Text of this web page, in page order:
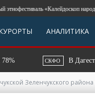
«Калейдоскоп народов
АНАЛИТИКА
В Дагестане
Зеленчукского